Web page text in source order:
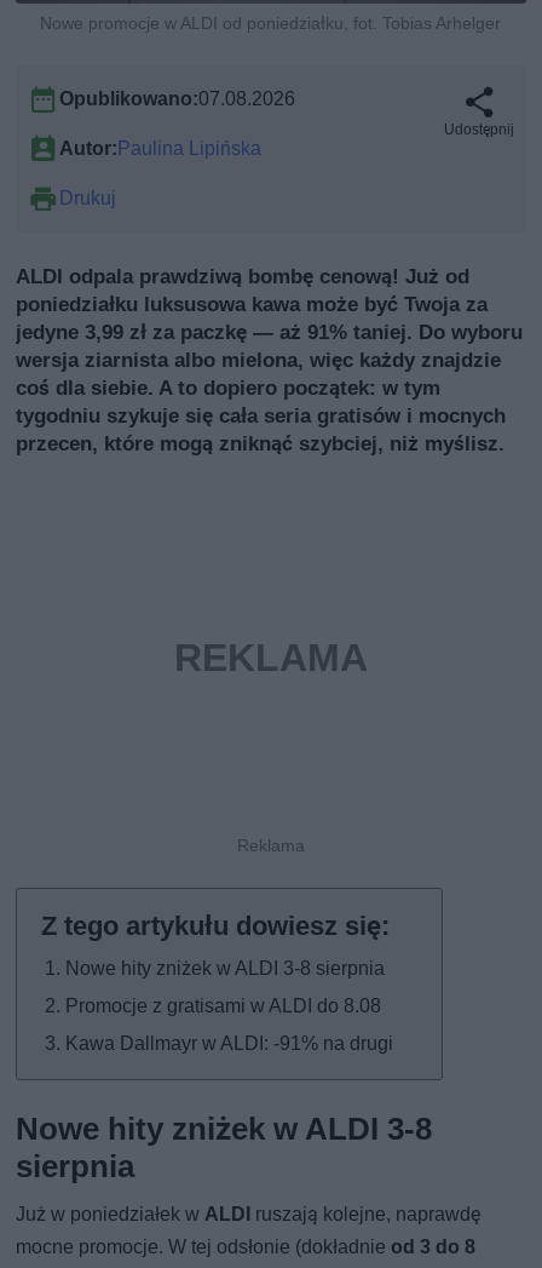
Nowe promocje w ALDI od poniedziałku, fot. Tobias Arhelger
Opublikowano:07.08.2026
Autor: Paulina Lipińska
Drukuj
Udostępnij
ALDI odpala prawdziwą bombę cenową! Już od
poniedziałku luksusowa kawa może być Twoja za
jedyne 3,99 zł za paczkę — aż 91% taniej. Do wyboru
wersja ziarnista albo mielona, więc każdy znajdzie
coś dla siebie. A to dopiero początek: w tym
tygodniu szykuje się cała seria gratisów i mocnych
przecen, które mogą zniknąć szybciej, niż myślisz.
Nowe hity zniżek w ALDI 3-8 sierpnia
Promocje z gratisami w ALDI do 8.08
Kawa Dallmayr w ALDI: -91% na drugi
Nowe hity zniżek w ALDI 3-8
sierpnia
Już w poniedziałek wALDI ruszają kolejne, naprawdę
mocne promocje. W tej odsłonie (dokładnie od 3 do 8